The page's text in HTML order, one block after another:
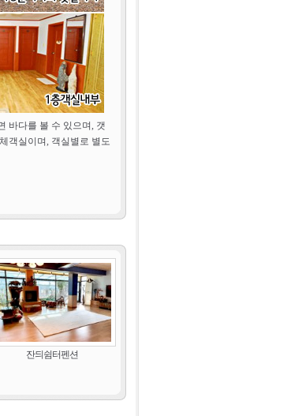
바다를 볼 수 있으며, 갯
객실이며, 객실별로 별도
잔듸쉼터펜션